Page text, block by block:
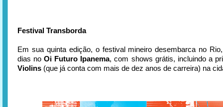
Festival Transborda
Em sua quinta edição, o festival mineiro desembarca no
dias noOi Futuro Ipanema, com shows grátis, incluindo a
Violins (que já conta com mais de dez anos de carreira) na